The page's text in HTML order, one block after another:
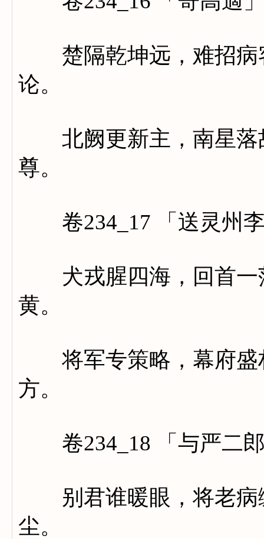
楚隔乾坤远，难招病
论。
北阙更新主，南星落
尊。
卷234_17 「送灵州李
犬戎腥四海，回首一
黄。
将军专策略，幕府盛
方。
卷234_18 「与严二郎
别君谁暖眼，将老病
尘。